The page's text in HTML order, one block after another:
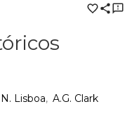
N. Lisboa
A.G. Clark